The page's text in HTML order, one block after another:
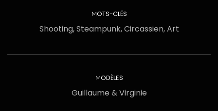
MOTS-CLÉS
Shooting, Steampunk, Circassien, Art
MODÈLES
Guillaume & Virginie